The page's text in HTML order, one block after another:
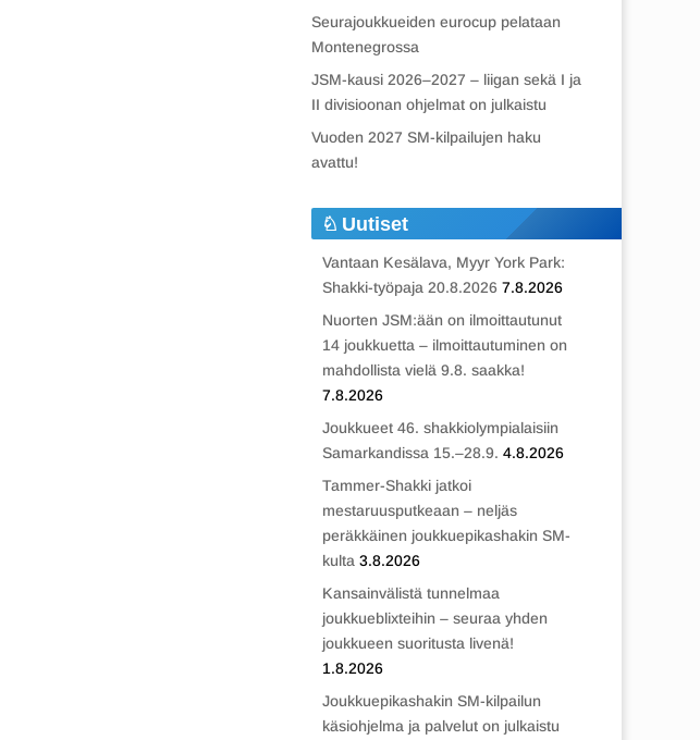
Seurajoukkueiden eurocup pelataan
Montenegrossa
JSM-kausi 2026–2027 – liigan sekä I ja
II divisioonan ohjelmat on julkaistu
Vuoden 2027 SM-kilpailujen haku
avattu!
Uutiset
Vantaan Kesälava, Myyr York Park:
Shakki-työpaja 20.8.2026 7.8.2026
Nuorten JSM:ään on ilmoittautunut
14 joukkuetta – ilmoittautuminen on
mahdollista vielä 9.8. saakka!
7.8.2026
Joukkueet 46. shakkiolympialaisiin
Samarkandissa 15.–28.9. 4.8.2026
Tammer-Shakki jatkoi
mestaruusputkeaan – neljäs
peräkkäinen joukkuepikashakin SM-
kulta 3.8.2026
Kansainvälistä tunnelmaa
joukkueblixteihin – seuraa yhden
joukkueen suoritusta livenä!
1.8.2026
Joukkuepikashakin SM-kilpailun
käsiohjelma ja palvelut on julkaistu